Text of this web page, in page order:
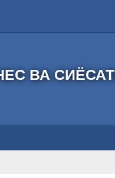
ВА